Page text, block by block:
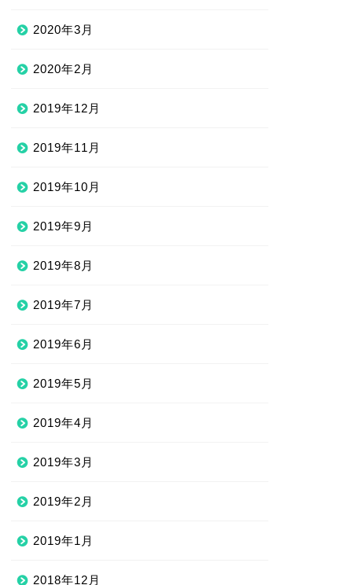
2020年3月
2020年2月
2019年12月
2019年11月
2019年10月
2019年9月
2019年8月
2019年7月
2019年6月
2019年5月
2019年4月
2019年3月
2019年2月
2019年1月
2018年12月